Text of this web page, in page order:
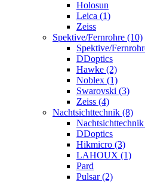
Holosun
Leica (1)
Zeiss
Spektive/Fernrohre (10)
Spektive/
DDoptics
Hawke (2)
Noblex (1)
Swarovski (3)
Zeiss (4)
Nachtsichttechnik (8)
Nachtsichttechnik
DDoptics
Hikmicro (3)
LAHOUX (1)
Pard
Pulsar (2)